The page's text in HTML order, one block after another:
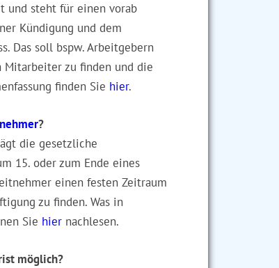
und steht für einen vorab
Kündigung und dem
Das soll bspw. Arbeitgebern
Mitarbeiter zu finden und die
finden Sie hier.
?
die gesetzliche
15. oder zum Ende eines
einen festen Zeitraum
zu finden. Was in
Sie hier nachlesen.
möglich?